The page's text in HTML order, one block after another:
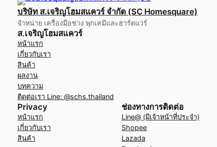
บริษัท ส.เจริญโฮมสแควร์ จำกัด (SC Homesquare)
จำหน่าย เครื่องมือช่าง พุกเคมีและฮาร์ดแวร์
ส.เจริญโฮมสแควร์
หน้าแรก
เกี่ยวกับเรา
สินค้า
ผลงาน
บทความ
ติดต่อเรา Line: @schs.thailand
Privacy
หน้าแรก
เกี่ยวกับเรา
สินค้า
ช่องทางการติดต่อ
Line@ (มีเจ้าหน้าที่ประจำ)
Shopee
Lazada